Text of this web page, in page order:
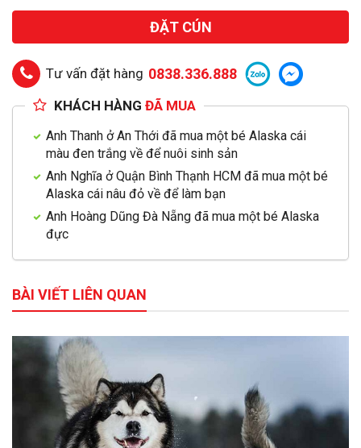
ĐẶT CÚN
Tư vấn đặt hàng 0838.336.888
KHÁCH HÀNG ĐÃ MUA
Anh Thanh ở An Thới đã mua một bé Alaska cái
màu đen trắng về để nuôi sinh sản
Anh Nghĩa ở Quận Bình Thạnh HCM đã mua một bé
Alaska cái nâu đỏ về để làm bạn
Anh Hoàng Dũng Đà Nẵng đã mua một bé Alaska
đực
BÀI VIẾT LIÊN QUAN